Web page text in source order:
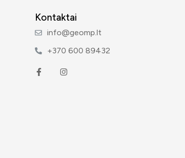
Kontaktai
info@geomp.lt
+370 600 89432